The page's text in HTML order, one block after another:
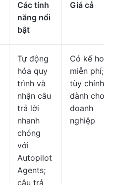
Các tính
năng nổi
bật
Giá cả
Tự động
hóa quy
trình và
nhận câu
trả lời
nhanh
chóng
với
Autopilot
Agents;
câu trả
Có kế
miễn phí;
tùy chỉnh
dành cho
doanh
nghiệp